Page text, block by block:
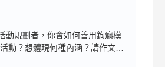
core identity value of your
brand.
動規劃者，你會如何善用鉤癮模
動？想體現何種內涵？請作文一
60 分）